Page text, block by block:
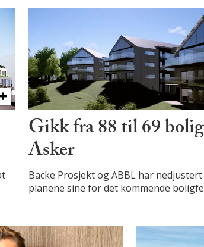
Gikk fra 88 til 69
Asker
Backe Prosjekt og ABBL har nedjustert
planene sine for det kommende